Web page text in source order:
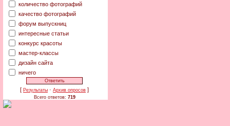
количество фотографий
качество фотографий
форум выпускниц
интересные статьи
конкурс красоты
мастер-классы
дизайн сайта
ничего
[ Результаты · Архив опросов ]
Всего ответов: 719